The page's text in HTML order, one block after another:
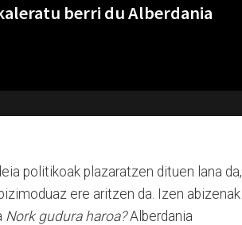
berri du Alberdania
politikoak plazaratzen dituen lana da,
ere aritzen da. Izen abizenak
Nork gudura haroa?Alberdania